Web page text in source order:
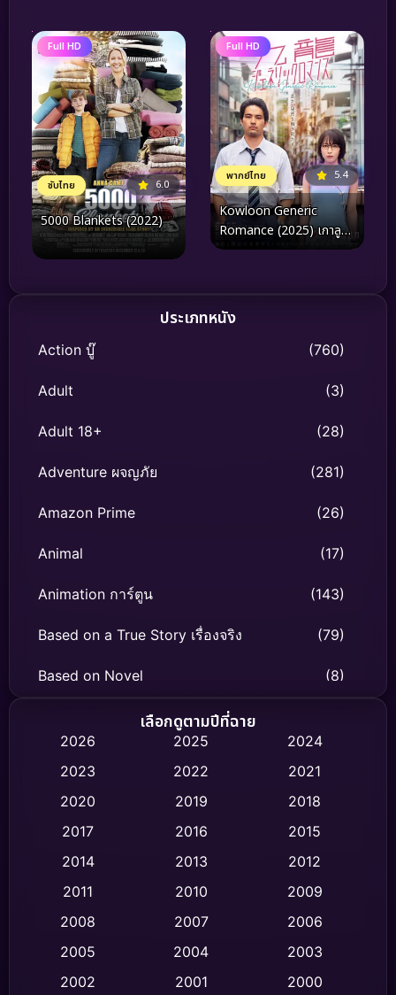
Full HD
ซับไทย 6.0
5000 Blankets (2022)
Full HD
พากย์ไทย 5.4
Kowloon Generic
Romance (2025) เกาลูน
อุบัติรักปริศนาลับ
ประเภทหนัง
Action บู๊ (760)
Adult (3)
Adult 18+ (28)
Adventure ผจญภัย (281)
Amazon Prime (26)
Animal (17)
Animation การ์ตูน (143)
Based on a True Story เรื่องจริง (79)
Based on Novel (8)
Biography ชีวิตจริง
Classic หนังคลาสสิก (47)
Comedy ตลก (446)
Crime อาชญากรรม (520)
Cult Film
เลือกดูตามปีที่ฉาย
2026 2025
2024
2023
2022
2021
2020
2019
2018
2017
2016
2015
2014
2013
2012
2011
2010
2009
2008
2007
2006
2005
2004
2003
2002
2001
2000